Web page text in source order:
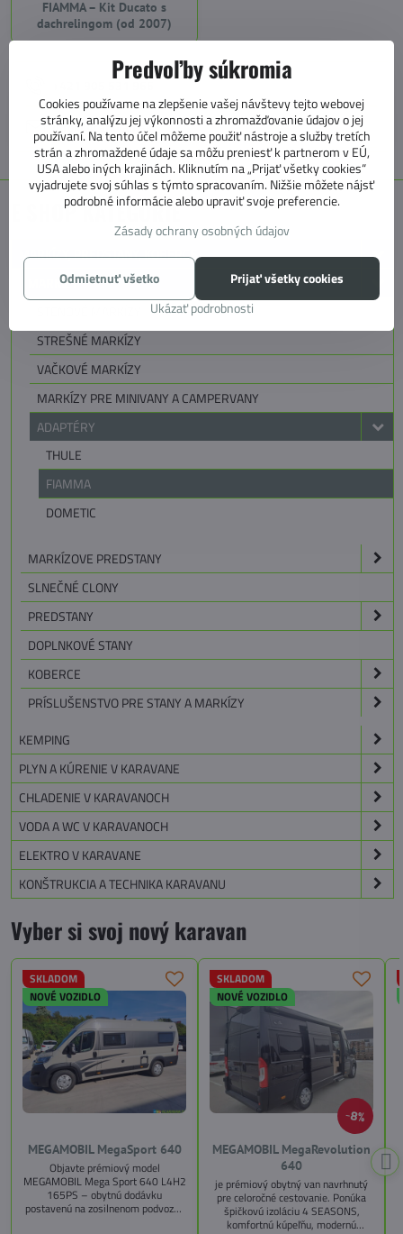
FIAMMA – Kit Ducato s
dachrelingom (od 2007)
+421 905 531 966
info@4caravan.sk
E SHOP KATEGÓRIE
MARKÍZY, PREDSTANY, KOBERCE
MARKÍZY
STREŠNÉ MARKÍZY
VAČKOVÉ MARKÍZY
MARKÍZY PRE MINIVANY A CAMPERVANY
ADAPTÉRY
THULE
FIAMMA
DOMETIC
MARKÍZOVE PREDSTANY
SLNEČNÉ CLONY
PREDSTANY
DOPLNKOVÉ STANY
KOBERCE
PRÍSLUŠENSTVO PRE STANY A MARKÍZY
KEMPING
PLYN A KÚRENIE V KARAVANE
CHLADENIE V KARAVANOCH
VODA A WC V KARAVANOCH
ELEKTRO V KARAVANE
KONŠTRUKCIA A TECHNIKA KARAVANU
Vyber si svoj nový karavan
SKLADOM
NOVÉ VOZIDLO
MEGAMOBIL MegaSport 640
Objavte prémiový model
MEGAMOBIL Mega Sport 640 L4H2
165PS – obytnú dodávku
postavenú na zosilnenom podvozku
8%
SKLADOM
NOVÉ VOZIDLO
MEGAMOBIL MegaRevolution
640
je prémiový obytný van navrhnutý
pre celoročné cestovanie. Ponúka
špičkovú izoláciu 4 SEASONS,
komfortnú kúpeľňu, modernú
Predvoľby súkromia
Cookies používame na zlepšenie vašej návštevy tejto webovej
stránky, analýzu jej výkonnosti a zhromažďovanie údajov o jej
používaní. Na tento účel môžeme použiť nástroje a služby tretích
strán a zhromaždené údaje sa môžu preniesť k partnerom v EÚ,
USA alebo iných krajinách. Kliknutím na „Prijať všetky cookies“
vyjadrujete svoj súhlas s týmto spracovaním. Nižšie môžete nájsť
podrobné informácie alebo upraviť svoje preferencie.
Zásady ochrany osobných údajov
Ukázať podrobnosti
Prijať všetky cookies
Odmietnuť všetko